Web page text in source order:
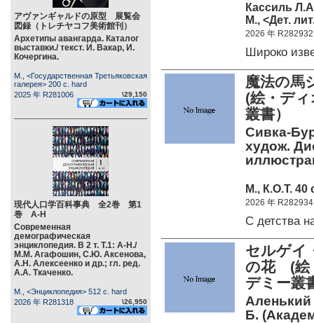
アヴァンギャルドの原型 展覧会
図録（トレチヤコフ美術館刊）
Архетипы авангарда. Каталог
выставки./ текст. И. Вакар, И.
Кочергина.
М., <Государственная Третьяковская
галерея> 200 c. hard
2025 年 R281006
\29,150
現代人口学百科事典 全2巻 第1
巻 А-Н
Современная
демографическая
энциклопедия. В 2 т. Т.1: А-Н./
М.М. Агафошин, С.Ю. Аксенова,
А.Н. Алексеенко и др.; гл. ред.
А.А. Ткаченко.
М., <Энциклопедия> 512 c. hard
2026 年 R281318
\26,950
Кассиль
М., <Дет.
2026 年 R282932
Широко
魔法の
(絵・デ
叢書）
Сивка-
худож.
М., К.О.Т. 40
2026 年 R282934
С детства
セルゲイ
の花 (絵
デミー叢
Аленький
Б.